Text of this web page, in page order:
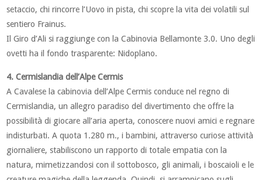
setaccio, chi rincorre l’Uovo in pista, chi scopre la vita dei volatili sul
sentiero Frainus.
Il Giro d’Ali si raggiunge con la Cabinovia Bellamonte 3.0. Uno degli
ovetti ha il fondo trasparente: Nidoplano.
4. Cermislandia dell’Alpe Cermis
A Cavalese la cabinovia dell’Alpe Cermis conduce nel regno di
Cermislandia, un allegro paradiso del divertimento che offre la
possibilità di giocare all’aria aperta, conoscere nuovi amici e regnare
indisturbati. A quota 1.280 m., i bambini, attraverso curiose attività
giornaliere, stabiliscono un rapporto di totale empatia con la
natura, mimetizzandosi con il sottobosco, gli animali, i boscaioli e le